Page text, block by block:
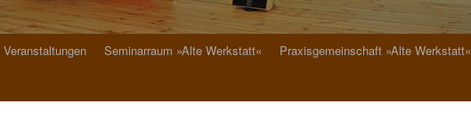
Veranstaltungen Seminarraum »Alte Werkstatt«
Praxisgemeinschaft »Alte Werkstatt«